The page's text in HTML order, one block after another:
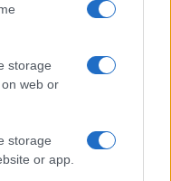
storage
web or
storage
or app.